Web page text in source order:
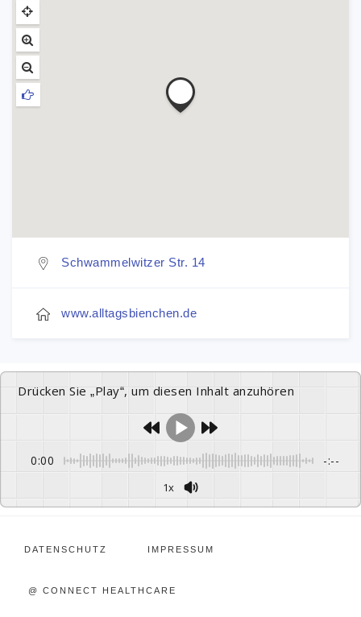
Schwammelwitzer Str. 14
www.alltagsbienchen.de
Drücken Sie „Play“, um diesen Inhalt anzuhören
0:00 -:--
1x
DATENSCHUTZ IMPRESSUM
@ CONNECT HEALTHCARE